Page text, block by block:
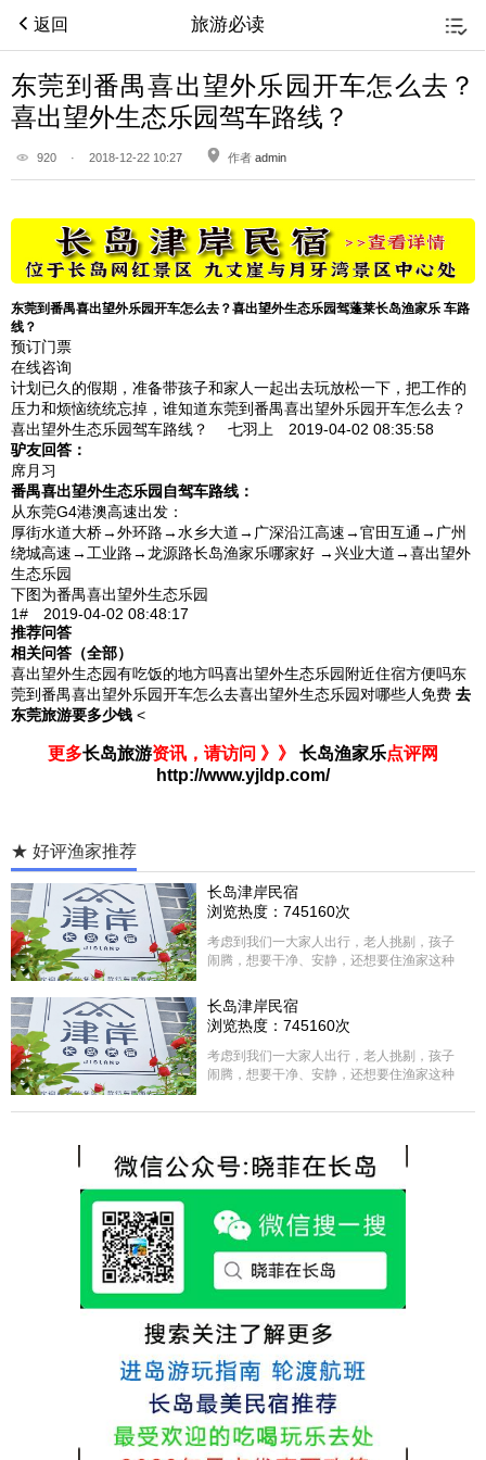
返回 旅游必读
东莞到番禺喜出望外乐园开车怎么去？
喜出望外生态乐园驾车路线？
920 · 2018-12-22 10:27 作者 admin
东莞到番禺喜出望外乐园开车怎么去？喜出望外生态乐园驾蓬莱长岛渔家乐 车路
线？
预订门票
在线咨询
计划已久的假期，准备带孩子和家人一起出去玩放松一下，把工作的
压力和烦恼统统忘掉，谁知道东莞到番禺喜出望外乐园开车怎么去？
喜出望外生态乐园驾车路线？
七羽上 2019-04-02 08:35:58
驴友回答：
席月习
番禺喜出望外生态乐园自驾车路线：
从东莞G4港澳高速出发：
厚街水道大桥→外环路→水乡大道→广深沿江高速→官田互通→广州
绕城高速→工业路→龙源路长岛渔家乐哪家好 →兴业大道→喜出望外
生态乐园
下图为番禺喜出望外生态乐园
1# 2019-04-02 08:48:17
推荐问答
相关问答（全部）
喜出望外生态园有吃饭的地方吗喜出望外生态乐园附近住宿方便吗东
莞到番禺喜出望外乐园开车怎么去喜出望外生态乐园对哪些人免费 去
东莞旅游要多少钱 <
更多长岛旅游资讯，请访问 》》 长岛渔家乐点评网
http://www.yjldp.com/
★ 好评渔家推荐
长岛津岸民宿
浏览热度：745160次
考虑到我们一大家人出行，老人挑剔，孩子
闹腾，想要干净、安静，还想要住渔家这种
选择津岸民宿，实际体验客房很干净，饭菜
方面家里老人也很满意，整体饭菜给搭配的
很好，每顿饭也不重样的，海鲜确实是非常
的新鲜呢，另外值得一提的是，他家的海菜
包子非常好吃。 其实长岛可选的酒店、民宿
各不相同，可以根据自己的喜好选择。非常
热情，能根据我提出的需求来安排房间，这
点很好。
长岛津岸民宿
浏览热度：745160次
考虑到我们一大家人出行，老人挑剔，孩子
闹腾，想要干净、安静，还想要住渔家这种
选择津岸民宿，实际体验客房很干净，饭菜
很好，每顿饭也不重样的，海鲜确实是非常
的新鲜呢，另外值得一提的是，他家的海菜
包子非常好吃。 其实长岛可选的酒店、民宿
各不相同，可以根据自己的喜好选择。非常
推荐津岸民宿，关键是老板娘晓菲很细心、
热情，能根据我提出的需求来安排房间，这
点很好。